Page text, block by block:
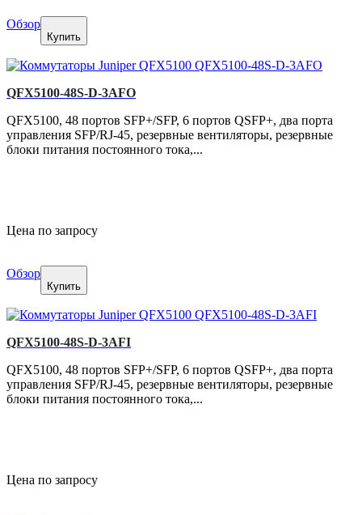
Обзор
Купить
QFX5100-48S-D-3AFO
QFX5100, 48 портов SFP+/SFP, 6 портов QSFP+, два порта
управления SFP/RJ-45, резервные вентиляторы, резервные
блоки питания постоянного тока,...
Цена по запросу
Обзор
Купить
QFX5100-48S-D-3AFI
QFX5100, 48 портов SFP+/SFP, 6 портов QSFP+, два порта
управления SFP/RJ-45, резервные вентиляторы, резервные
блоки питания постоянного тока,...
Цена по запросу